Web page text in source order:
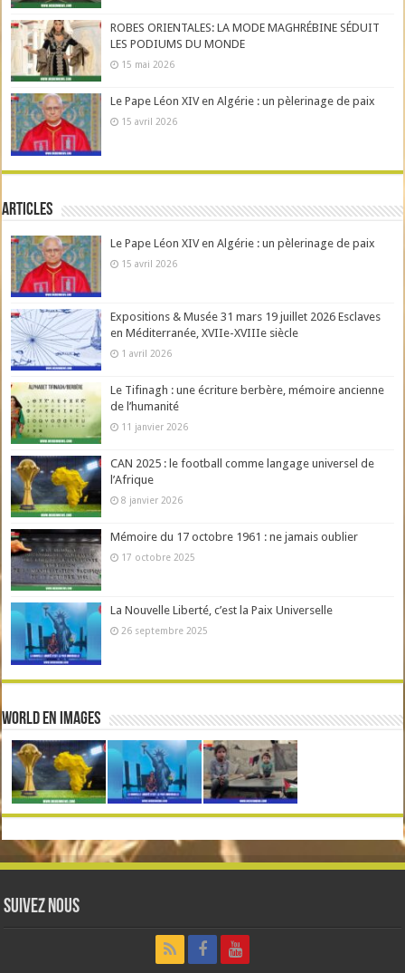
ROBES ORIENTALES: LA MODE MAGHRÉBINE SÉDUIT
LES PODIUMS DU MONDE
15 mai 2026
Le Pape Léon XIV en Algérie : un pèlerinage de paix
15 avril 2026
Articles
Le Pape Léon XIV en Algérie : un pèlerinage de paix
15 avril 2026
Expositions & Musée 31 mars 19 juillet 2026 Esclaves
en Méditerranée, XVIIe-XVIIIe siècle
1 avril 2026
Le Tifinagh : une écriture berbère, mémoire ancienne
de l’humanité
11 janvier 2026
CAN 2025 : le football comme langage universel de
l’Afrique
8 janvier 2026
Mémoire du 17 octobre 1961 : ne jamais oublier
17 octobre 2025
La Nouvelle Liberté, c’est la Paix Universelle
26 septembre 2025
World en Images
Suivez nous